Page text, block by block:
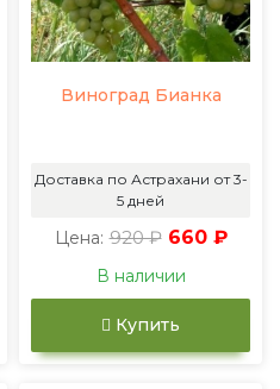
Виноград Бианка
Доставка по Астрахани от 3-
5 дней
Цена: 920 ₽ 660 ₽
В наличии
Купить